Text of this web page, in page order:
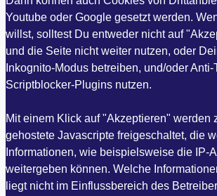
Youtube oder Google gesetzt werden.
willst, solltest Du entweder nicht auf
und die Seite nicht weiter nutzen, oder
Inkognito-Modus betreiben, und/oder Anti-
Scriptblocker-Plugins nutzen.
Mit einem Klick auf "Akzeptieren" werden
gehostete Javascripte freigeschaltet, die
Informationen, wie beispielsweise die IP-
weitergeben können. Welche
liegt nicht im Einflussbereich des